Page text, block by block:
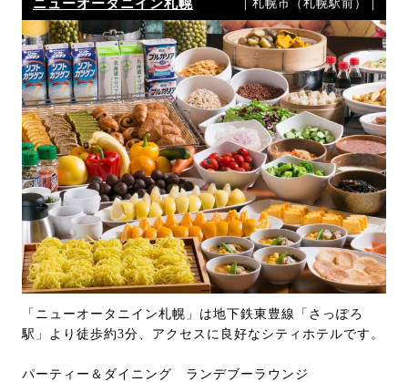
ニューオータニイン札幌 ｜札幌市（札幌駅前）｜
「ニューオータニイン札幌」は地下鉄東豊線「さっぽろ
駅」より徒歩約3分、アクセスに良好なシティホテルです。
パーティー＆ダイニング ランデブーラウンジ